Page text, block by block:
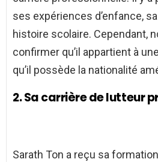
ses expériences d’enfance,
histoire scolaire. Cependant,
confirmer qu’il appartient à
qu’il possède la nationalité
2. Sa carrière de lutteur
Sarath Ton a reçu sa